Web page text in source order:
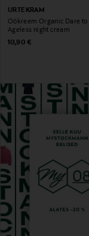
URTEKRAM
Öökreem Organic Dare to
Ageless night cream
Original Price
10,90 €